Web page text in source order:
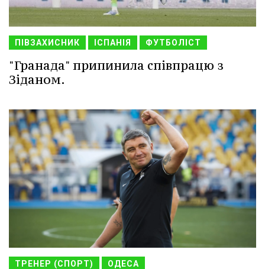
ПІВЗАХИСНИК ІСПАНІЯ ФУТБОЛІСТ
"Гранада" припинила співпрацю з
Зіданом.
ТРЕНЕР (СПОРТ) ОДЕСА